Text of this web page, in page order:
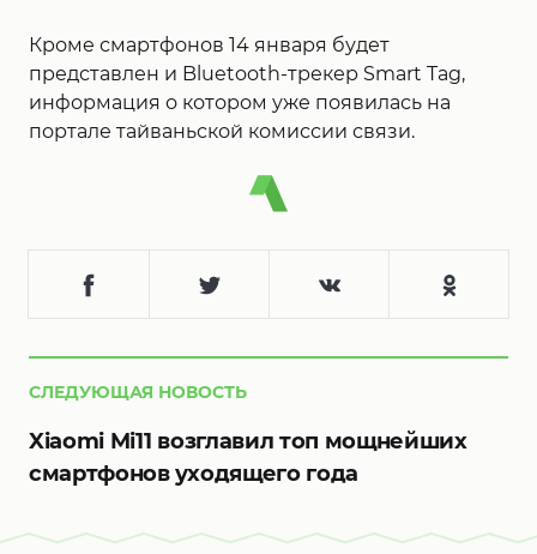
Кроме смартфонов 14 января будет
представлен и Bluetooth-трекер Smart Tag,
информация о котором уже появилась на
портале тайваньской комиссии связи.
СЛЕДУЮЩАЯ НОВОСТЬ
Xiaomi Mi11 возглавил топ мощнейших
смартфонов уходящего года